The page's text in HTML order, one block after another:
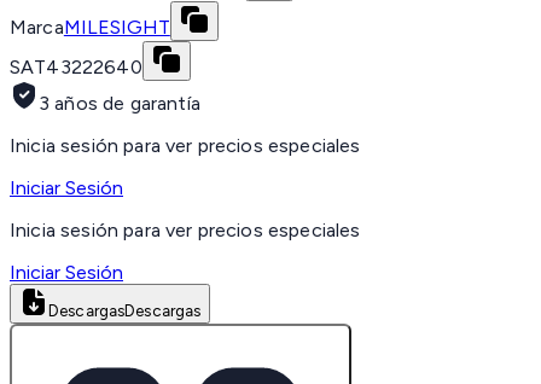
MarcaMILESIGHT
SAT43222640
3 años de garantía
Inicia sesión para ver precios especiales
Iniciar Sesión
Inicia sesión para ver precios especiales
Iniciar Sesión
DescargasDescargas